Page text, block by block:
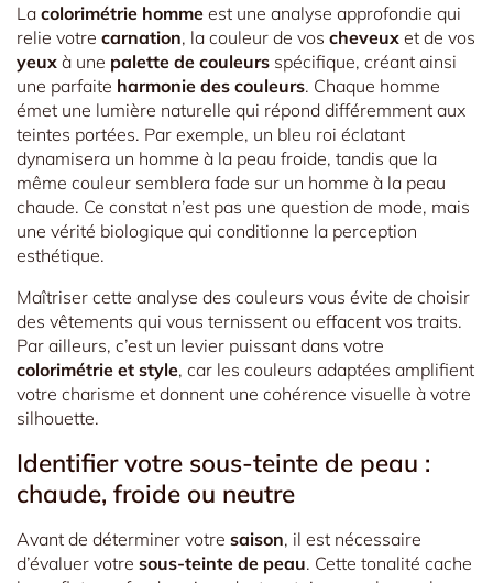
La colorimétrie homme est une analyse approfondie qui
relie votre carnation, la couleur de vos cheveux et de vos
yeux à une palette de couleurs spécifique, créant ainsi
une parfaite harmonie des couleurs. Chaque homme
émet une lumière naturelle qui répond différemment aux
teintes portées. Par exemple, un bleu roi éclatant
dynamisera un homme à la peau froide, tandis que la
même couleur semblera fade sur un homme à la peau
chaude. Ce constat n’est pas une question de mode, mais
une vérité biologique qui conditionne la perception
esthétique.
Maîtriser cette analyse des couleurs vous évite de choisir
des vêtements qui vous ternissent ou effacent vos traits.
Par ailleurs, c’est un levier puissant dans votre
colorimétrie et style, car les couleurs adaptées amplifient
votre charisme et donnent une cohérence visuelle à votre
silhouette.
Identifier votre sous-teinte de peau :
chaude, froide ou neutre
Avant de déterminer votre saison, il est nécessaire
d’évaluer votre sous-teinte de peau. Cette tonalité cache